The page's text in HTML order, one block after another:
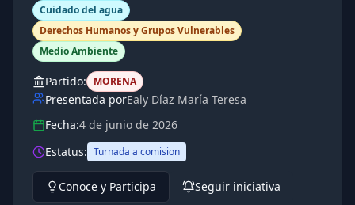
Cuidado del agua
Derechos Humanos y Grupos Vulnerables
Medio Ambiente
Partido: MORENA
Presentada porEaly Díaz María Teresa
Fecha:4 de junio de 2026
Estatus: Turnada a comision
Conoce y Participa Seguir iniciativa